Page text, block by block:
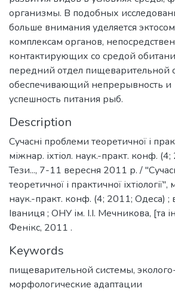
организмы. В подобных
больше внимания уделяется
комплексам органов,
контактирующих со средой
передний отдел пищеварительной
обеспечивающий непрерывность и
успешность питания рыб.
Description
Сучасні проблеми теоретичної і
міжнар. іхтіол. наук.-практ. конф.
Тези..., 7-11 вересня 2011 р. /
теоретичної і практичної іхтіології",
наук.-практ. конф. (4; 2011; Одеса) ;
Іваниця ; ОНУ ім. І.І. Мечникова, [та
Фенікс, 2011 .
Keywords
пищеварительной системы,
морфологические адаптации